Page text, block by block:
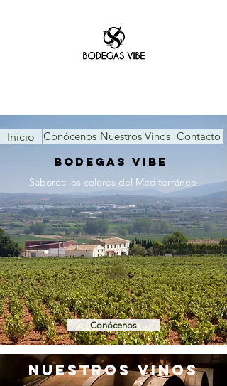
Inicio Conócenos Nuestros Vinos Contacto
BODEGAS VIBE
Saborea los colores del Mediterráneo
Conócenos
Nuestros Vinos